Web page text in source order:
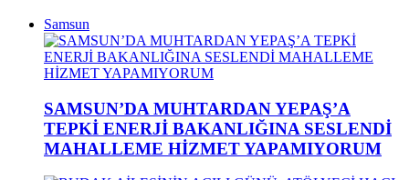
Samsun
SAMSUN’DA MUHTARDAN YEPAŞ’A
TEPKİ ENERJİ BAKANLIĞINA SESLENDİ
MAHALLEME HİZMET YAPAMIYORUM